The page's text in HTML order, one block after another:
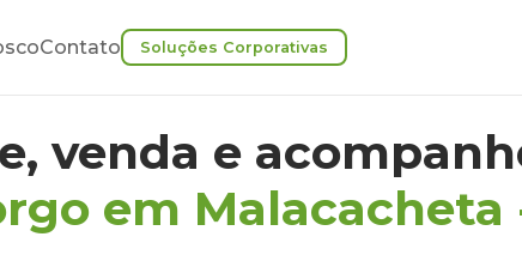
Contato Soluções Corporativas
venda e
em Malacacheta